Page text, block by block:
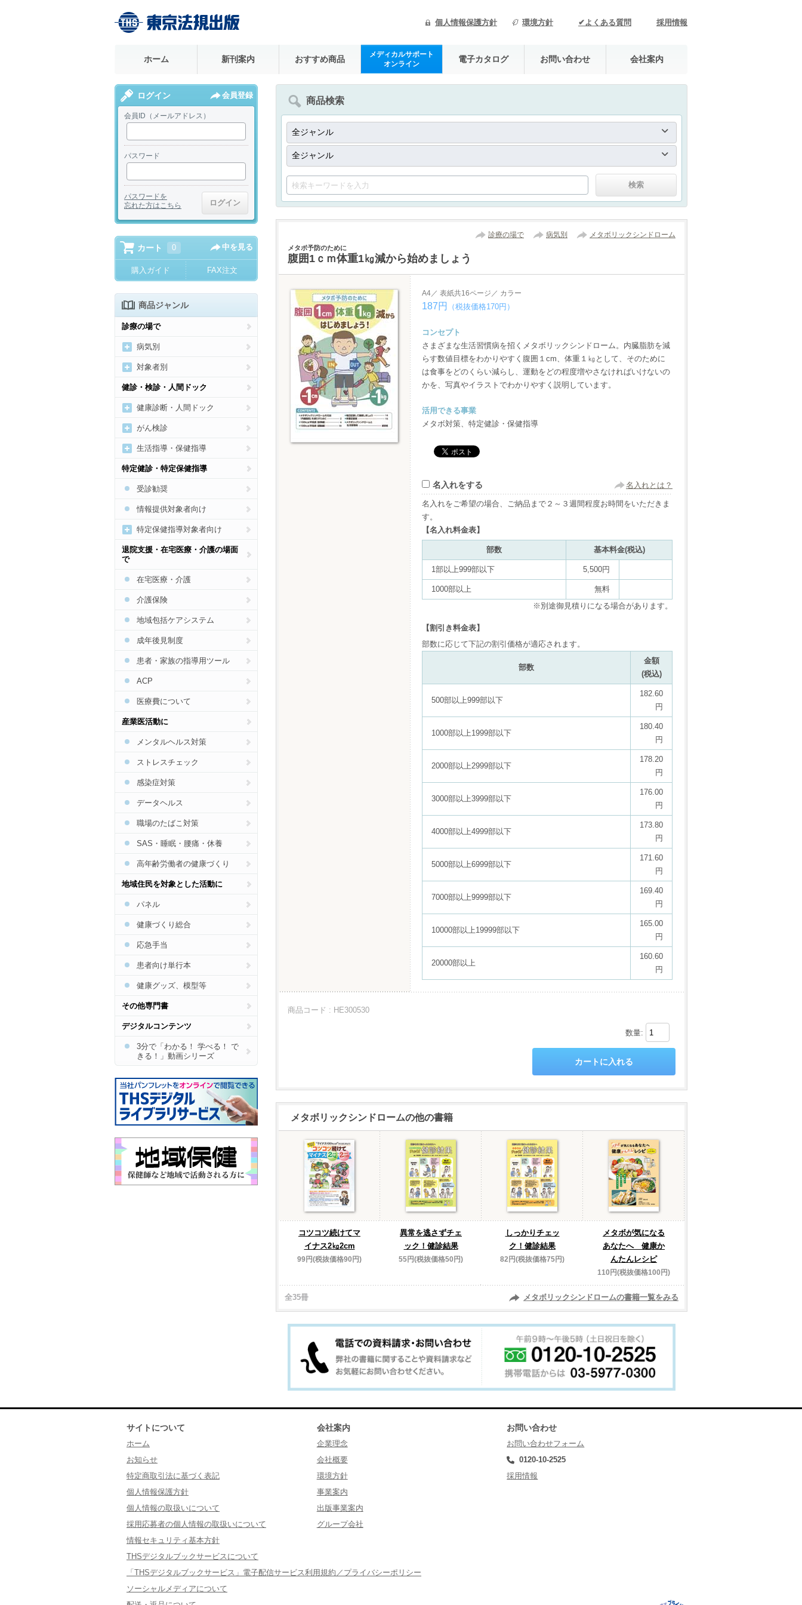
個人情報保護方針 環境方針 ✔よくある質問 採用情報
ホーム 新刊案内 おすすめ商品
メディカルサポート
オンライン
電子カタログ お問い合わせ 会社案内
商品検索
診療の場で 病気別 メタボリックシンドローム
メタボ予防のために
腹囲1ｃｍ体重1㎏減から始めましょう
A4／ 表紙共16ページ／ カラー
187円 （税抜価格170円）
コンセプト
さまざまな生活習慣病を招くメタボリックシンドローム。内臓脂肪を減
らす数値目標をわかりやすく腹囲１cm、体重１㎏として、そのために
は食事をどのくらい減らし、運動をどの程度増やさなければいけないの
かを、写真やイラストでわかりやすく説明しています。
活用できる事業
メタボ対策、特定健診・保健指導
名入れをする 名入れとは？
名入れをご希望の場合、ご納品まで２～３週間程度お時間をいただきま
す。
【名入れ料金表】
部数 基本料金(税込)
1部以上999部以下 5,500円
1000部以上
無料
※別途御見積りになる場合があります。
【割引き料金表】
部数に応じて下記の割引価格が適応されます。
部数
金額
(税込)
500部以上999部以下
182.60
円
1000部以上1999部以下
180.40
円
2000部以上2999部以下
178.20
円
3000部以上3999部以下
176.00
円
4000部以上4999部以下
173.80
円
5000部以上6999部以下
171.60
円
7000部以上9999部以下
169.40
円
10000部以上19999部以下
165.00
円
20000部以上
160.60
円
商品コード : HE300530
数量:
メタボリックシンドロームの他の書籍
コツコツ続けてマ
イナス2㎏2cm
99円(税抜価格90円)
異常を逃さずチェ
ック！健診結果
55円(税抜価格50円)
しっかりチェッ
ク！健診結果
82円(税抜価格75円)
メタボが気になる
あなたへ 健康か
んたんレシピ
110円(税抜価格100円)
全35冊 メタボリックシンドロームの書籍一覧をみる
ログイン 会員登録
会員ID（メールアドレス）
パスワード
パスワードを
忘れた方はこちら
カート 0 中を見る
購入ガイド FAX注文
商品ジャンル
診療の場で
病気別
新型コロナウイルス感染症
高血圧
糖尿病
脂質異常症
痛風・高尿酸血症
肥満
メタボリックシンドローム
貧血
心臓病
脳卒中
COPD
骨粗しょう症
花粉症・アレルギー
肝炎・肝臓病
インフルエンザ
食中毒
梅毒
HIV・エイズ・STI
麻しん・風しん
ジカウイルス・デング熱
認知症
フレイル・低栄養
熱中症
がん
対象者別
女性の病気・健康づくり
妊産婦向け
乳幼児向け
子どもの病気・健康づくり
高齢者の健康づくり
歯科
健診・検診・人間ドック
健康診断・人間ドック
健診・人間ドック受診勧奨
健診・人間ドックの結果通
がん検診
がん総合
がん検診の受診勧奨、結果説
生活指導・保健指導
運動
食事
禁煙
アルコール
生活習慣病予防総合
特定健診・特定保健指導
受診勧奨
情報提供対象者向け
特定保健指導対象者向け
特定健診・特定保健指導総合
食事
禁煙
アルコール
退院支援・在宅医療・介護の場面
で
在宅医療・介護
介護保険
地域包括ケアシステム
成年後見制度
患者・家族の指導用ツール
ACP
医療費について
産業医活動に
メンタルヘルス対策
ストレスチェック
感染症対策
データヘルス
職場のたばこ対策
SAS・睡眠・腰痛・休養
高年齢労働者の健康づくり
地域住民を対象とした活動に
パネル
健康づくり総合
応急手当
患者向け単行本
健康グッズ、模型等
その他専門書
デジタルコンテンツ
3分で「わかる！ 学べる！ で
きる！」動画シリーズ
サイトについて
ホーム
お知らせ
特定商取引法に基づく表記
個人情報保護方針
個人情報の取扱いについて
採用応募者の個人情報の取扱いについて
情報セキュリティ基本方針
THSデジタルブックサービスについて
「THSデジタルブックサービス」電子配信サービス利用規約／プライバシーポリシー
ソーシャルメディアについて
会社案内
企業理念
会社概要
環境方針
事業案内
出版事業案内
グループ会社
お問い合わせ
お問い合わせフォーム
0120-10-2525
採用情報